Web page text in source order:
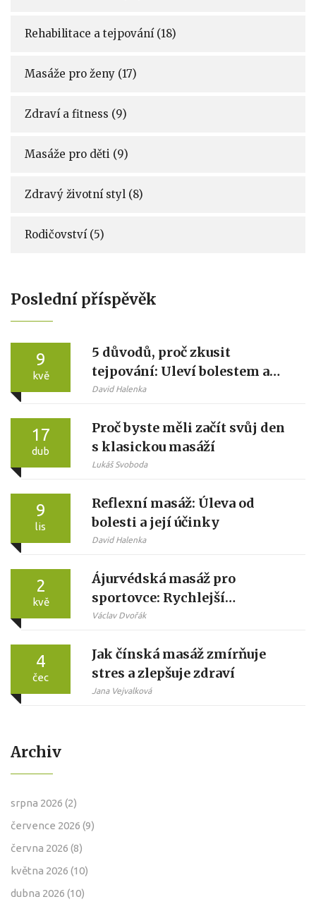
Rehabilitace a tejpování (18)
Masáže pro ženy (17)
Zdraví a fitness (9)
Masáže pro děti (9)
Zdravý životní styl (8)
Rodičovství (5)
Poslední příspěvěk
9
kvě
5 důvodů, proč zkusit
tejpování: Uleví bolestem a
urychlí regeneraci
David Halenka
17
dub
Proč byste měli začít svůj den
s klasickou masáží
Lukáš Svoboda
9
lis
Reflexní masáž: Úleva od
bolesti a její účinky
David Halenka
2
kvě
Ájurvédská masáž pro
sportovce: Rychlejší
regenerace, méně zranění a
Václav Dvořák
4
čec
Jak čínská masáž zmírňuje
stres a zlepšuje zdraví
Jana Vejvalková
Archiv
srpna 2026 (2)
července 2026 (9)
června 2026 (8)
května 2026 (10)
dubna 2026 (10)